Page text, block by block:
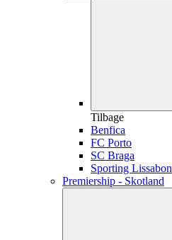
Tilbage
Benfica
FC Porto
SC Braga
Sporting Lissabon
Premiership - Skotland